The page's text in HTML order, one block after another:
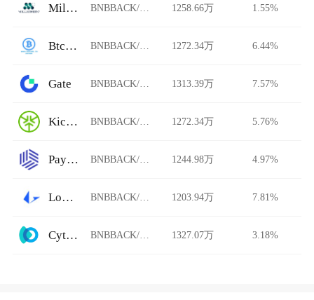
Millionero BNBBACK/USDT 1258.66万 1.55%
BtcTrade BNBBACK/USDT 1272.34万 6.44%
Gate BNBBACK/USDT 1313.39万 7.57%
KickEX BNBBACK/USDT 1272.34万 5.76%
Paymium BNBBACK/USDT 1244.98万 4.97%
Loopring AMM BNBBACK/USDT 1203.94万 7.81%
Cytoswap BNBBACK/USDT 1327.07万 3.18%